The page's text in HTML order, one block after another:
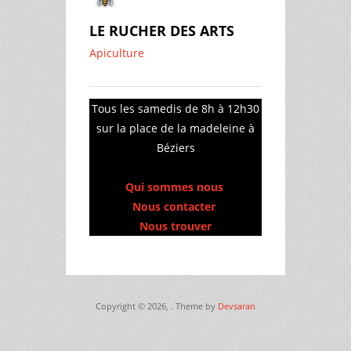
LE RUCHER DES ARTS
Apiculture
Tous les samedis de 8h à 12h30
sur la place de la madeleine à
Béziers
Qui sommes nous
Nous contacter
Nous trouver
Copyright © 2026, . Theme by Devsaran